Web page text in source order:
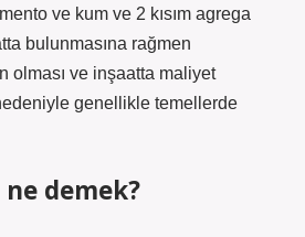
ve kum ve 2 kısım agrega
bulunmasına rağmen
olması ve inşaatta maliyet
genellikle temellerde
demek?